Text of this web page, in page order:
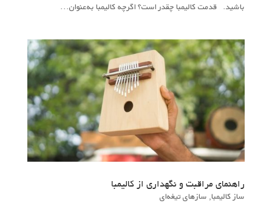
باشید. قدمت کالیمبا چقدر است؟ اگرچه کالیمبا به‌عنوان...
راهنمای مراقبت و نگهداری از کالیمبا
ساز کالیمبا, سازهای تیغه‌ای